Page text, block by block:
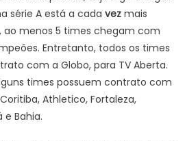
série A está a cada vez mais
menos 5 times chegam com
Entretanto, todos os times
com a Globo, para TV Aberta.
times possuem contrato com
Coritiba, Athletico, Fortaleza,
e Bahia.